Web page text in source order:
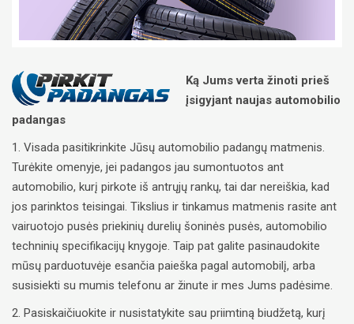
Ką Jums verta žinoti prieš
įsigyjant naujas automobilio
padangas
1. Visada pasitikrinkite Jūsų automobilio padangų matmenis.
Turėkite omenyje, jei padangos jau sumontuotos ant
automobilio, kurį pirkote iš antrųjų rankų, tai dar nereiškia, kad
jos parinktos teisingai. Tikslius ir tinkamus matmenis rasite ant
vairuotojo pusės priekinių durelių šoninės pusės, automobilio
techninių specifikacijų knygoje. Taip pat galite pasinaudokite
mūsų parduotuvėje esančia paieška pagal automobilį, arba
susisiekti su mumis telefonu ar žinute ir mes Jums padėsime.
2. Pasiskaičiuokite ir nusistatykite sau priimtiną biudžetą, kurį